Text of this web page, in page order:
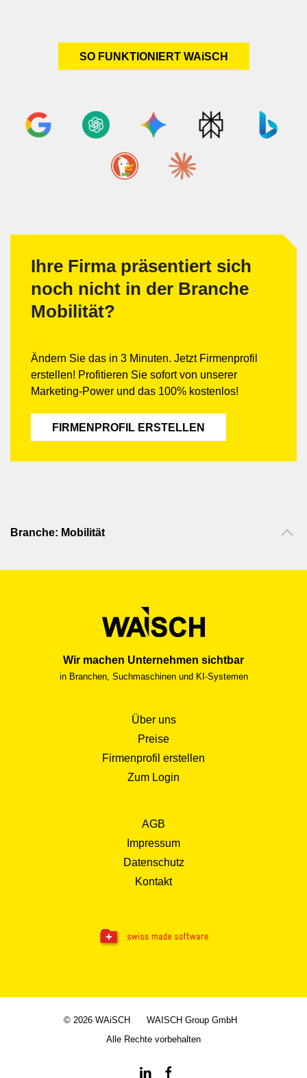
SO FUNKTIONIERT WAiSCH
Ihre Firma präsentiert sich
noch nicht in der Branche
Mobilität?
Ändern Sie das in 3 Minuten. Jetzt Firmenprofil
erstellen! Profitieren Sie sofort von unserer
Marketing-Power und das 100% kostenlos!
FIRMENPROFIL ERSTELLEN
Branche: Mobilität
Wir machen Unternehmen sichtbar
in Branchen, Suchmaschinen und KI-Systemen
Über uns
Preise
Firmenprofil erstellen
Zum Login
AGB
Impressum
Datenschutz
Kontakt
© 2026 WAiSCH
WAISCH Group GmbH
Alle Rechte vorbehalten